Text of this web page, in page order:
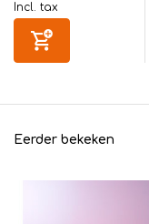
Incl. tax
Eerder bekeken